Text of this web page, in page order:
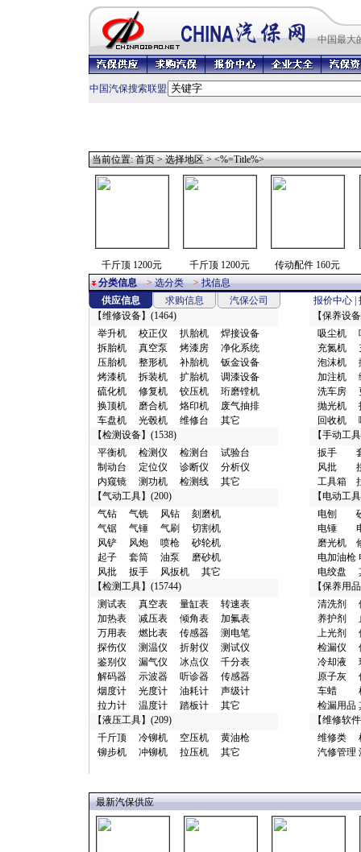
中国最大
中国汽保搜索联盟
当前位置:首页>选择地区> <%=Title%>
千斤顶 1200元 千斤顶 1200元
传动配件 160元
分类信息>选分类>找信息
供应信息
求购信息 汽保公司 报价中心
【维修设备】(1464)
举升机
校正仪 扒胎机
焊接设备
拆胎机
真空泵 烤漆房
净化系统
压胎机
整形机 补胎机
钣金设备
烤漆机
拆装机 扩胎机
调漆设备
硫化机
修复机 铰压机
珩磨镗机
换顶机
磨合机 烙印机
废气抽排
车盘机
光毂机 维修台
其它
【检测设备】(1538)
平衡机
检测仪 检测台
试验台
制动台
定位仪 诊断仪
分析仪
内窥镜
测功机 检测线
其它
【气动工具】(200)
气钻
气铣 风钻
刻磨机
气锯
气锤 气刷
切割机
风铲
风炮 喷枪
砂轮机
起子
套筒 油泵
磨砂机
风批
扳手 风扳机
其它
【检测工具】(15744)
测试表
真空表 量缸表
转速表
加热表
减压表 倾角表
加氟表
万用表
燃比表 传感器
测电笔
探伤仪
测温仪 折射仪
测试仪
鉴别仪
漏气仪 冰点仪
千分表
解码器
示波器 听诊器
传感器
烟度计
光度计 油耗计
声级计
拉力计
温度计 踏板计
其它
【液压工具】(209)
千斤顶
冷铆机 空压机
黄油枪
铆步机
冲铆机 拉压机 其它
【保养设备
吸尘机
充氮机
泡沫机
加注机
洗车房
抛光机
回收机
【手动工具
扳手
风批
工具箱
【电动工具
电刨
电锤
磨光机
电加油枪
电绞盘
【保养用品
清洗剂
养护剂
上光剂
检漏仪
冷却液
原子灰
车蜡
检漏用品
【维修软件
维修类
汽修管理
最新汽保供应